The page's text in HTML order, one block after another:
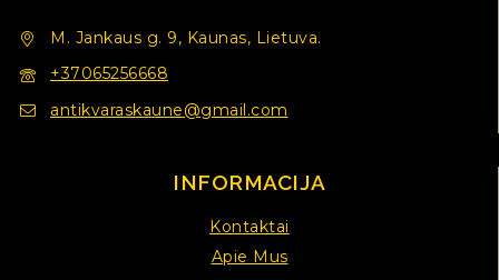
M. Jankaus g. 9, Kaunas, Lietuva.
+37065256668
antikvaraskaune@gmail.com
INFORMACIJA
Kontaktai
Apie Mus